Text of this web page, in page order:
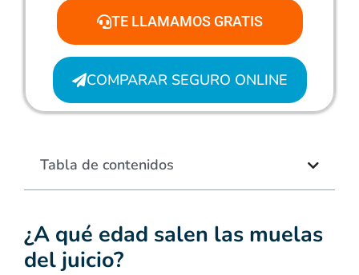
¿A qué edad salen las muelas
del juicio?
TE LLAMAMOS GRATIS
COMPARAR SEGURO ONLINE
Tabla de contenidos